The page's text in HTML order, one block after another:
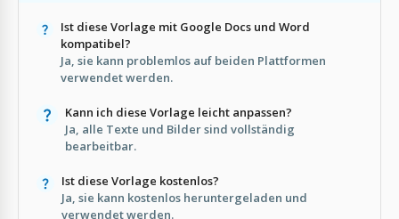
Ist diese Vorlage mit Google Docs und Word
kompatibel?
Ja, sie kann problemlos auf beiden Plattformen
verwendet werden.
Kann ich diese Vorlage leicht anpassen?
Ja, alle Texte und Bilder sind vollständig
bearbeitbar.
Ist diese Vorlage kostenlos?
Ja, sie kann kostenlos heruntergeladen und
verwendet werden.